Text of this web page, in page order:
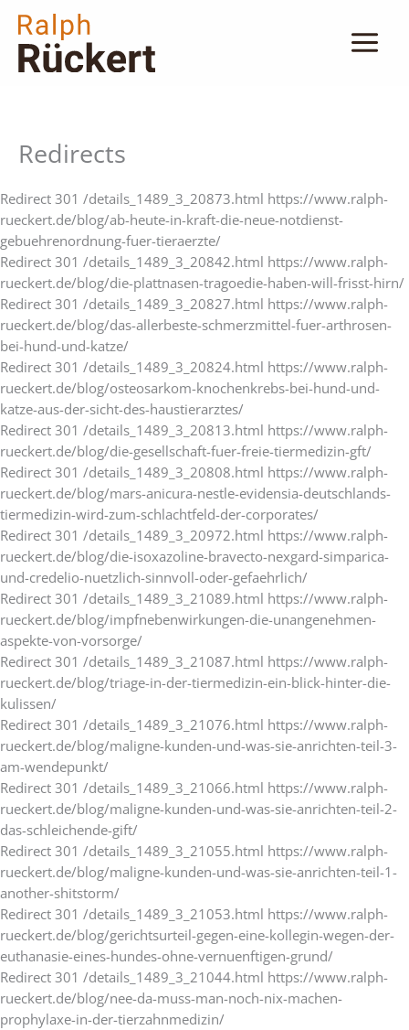
Inhalt
springen
Redirects
Redirect 301 /details_1489_3_20873.html https://www.ralph-
rueckert.de/blog/ab-heute-in-kraft-die-neue-notdienst-
gebuehrenordnung-fuer-tieraerzte/
Redirect 301 /details_1489_3_20842.html https://www.ralph-
rueckert.de/blog/die-plattnasen-tragoedie-haben-will-frisst-hirn/
Redirect 301 /details_1489_3_20827.html https://www.ralph-
rueckert.de/blog/das-allerbeste-schmerzmittel-fuer-arthrosen-
bei-hund-und-katze/
Redirect 301 /details_1489_3_20824.html https://www.ralph-
rueckert.de/blog/osteosarkom-knochenkrebs-bei-hund-und-
katze-aus-der-sicht-des-haustierarztes/
Redirect 301 /details_1489_3_20813.html https://www.ralph-
rueckert.de/blog/die-gesellschaft-fuer-freie-tiermedizin-gft/
Redirect 301 /details_1489_3_20808.html https://www.ralph-
rueckert.de/blog/mars-anicura-nestle-evidensia-deutschlands-
tiermedizin-wird-zum-schlachtfeld-der-corporates/
Redirect 301 /details_1489_3_20972.html https://www.ralph-
rueckert.de/blog/die-isoxazoline-bravecto-nexgard-simparica-
und-credelio-nuetzlich-sinnvoll-oder-gefaehrlich/
Redirect 301 /details_1489_3_21089.html https://www.ralph-
rueckert.de/blog/impfnebenwirkungen-die-unangenehmen-
aspekte-von-vorsorge/
Redirect 301 /details_1489_3_21087.html https://www.ralph-
rueckert.de/blog/triage-in-der-tiermedizin-ein-blick-hinter-die-
kulissen/
Redirect 301 /details_1489_3_21076.html https://www.ralph-
rueckert.de/blog/maligne-kunden-und-was-sie-anrichten-teil-3-
am-wendepunkt/
Redirect 301 /details_1489_3_21066.html https://www.ralph-
rueckert.de/blog/maligne-kunden-und-was-sie-anrichten-teil-2-
das-schleichende-gift/
Redirect 301 /details_1489_3_21055.html https://www.ralph-
rueckert.de/blog/maligne-kunden-und-was-sie-anrichten-teil-1-
another-shitstorm/
Redirect 301 /details_1489_3_21053.html https://www.ralph-
rueckert.de/blog/gerichtsurteil-gegen-eine-kollegin-wegen-der-
euthanasie-eines-hundes-ohne-vernuenftigen-grund/
Redirect 301 /details_1489_3_21044.html https://www.ralph-
rueckert.de/blog/nee-da-muss-man-noch-nix-machen-
prophylaxe-in-der-tierzahnmedizin/